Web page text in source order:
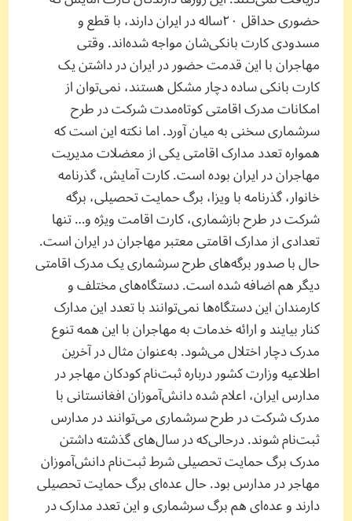
حضوری حداقل ۲۰‌ساله در ایران دارند، با قطع و
مسدودی کارت بانکی‌شان مواجه شده‌اند. وقتی
مهاجران با این قدمت حضور در ایران در داشتن یک
کارت بانکی ساده دچار مشکل هستند، نمی‌توان از
امکانات مدرک اقامتی کوتاه‌مدت شرکت در طرح
سرشماری سخنی به میان آورد. اما نکته این است که
همواره تعدد مدارک اقامتی یکی از معضلات مدیریت
مهاجران در ایران بوده است. کارت آمایش، گذرنامه
خانوار، گذرنامه با ویزا، برگ حمایت تحصیلی، برگه
شرکت در طرح بازشماری، کارت اقامت ویژه و… تنها
تعدادی از مدارک اقامتی معتبر مهاجران در ایران است.
حال با صدور برگه‌های طرح سرشماری یک مدرک اقامتی
دیگر هم اضافه شده است. دستگاه‌های مختلف و
کارمندان این دستگاه‌ها نمی‌توانند با تعدد این مدارک
کنار بیایند و ارائه خدمات به مهاجران با این همه تنوع
مدرک دچار اختلال می‌شود. به‌عنوان مثال در آخرین
اطلاعیه وزارت کشور درباره ثبت‌نام کودکان مهاجر در
مدارس ایران، اعلام شده دانش‌آموزان افغانستانی با
مدرک شرکت در طرح سرشماری می‌توانند در مدارس
ثبت‌نام شوند. در‌حالی‌که در سال‌های گذشته داشتن
مدرک برگ حمایت تحصیلی شرط ثبت‌نام دانش‌آموزان
مهاجر در مدارس بود. حال عده‌ای برگ حمایت تحصیلی
دارند و عده‌ای هم برگ سرشماری و این تعدد مدارک در